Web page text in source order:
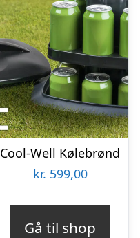
Cool-Well Kølebrønd
kr. 599,00
Gå til shop